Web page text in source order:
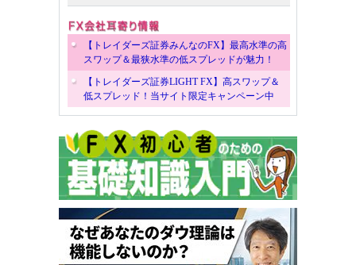
【トレイダーズ証券みんなのFX】最高水準の高
スワップ＆最狭水準の低スプレッドが魅力！
【トレイダーズ証券LIGHT FX】高スワップ＆
低スプレッド！当サイト限定キャンペーン中